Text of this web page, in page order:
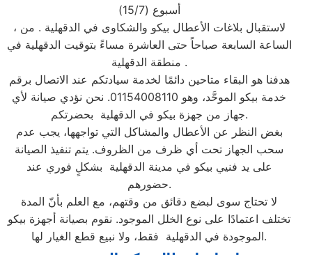
أسبوع (15/7)
، لاستقبال بلاغات الأعطال بيكو والشكاوى في الدقهلية . من
الساعة السابعة صباحاً حتى العاشرة مساءً بتوقيت الدقهلية في
منطقة الدقهلية .
هدفنا هو البقاء متاحين دائمًا لخدمة سيادتكم عند الاتصال برقم
خدمة بيكو الموحَّد، وهو 01154008110. نحن نؤدي صيانة لأي
جهاز من جهزة بيكو في الدقهلية بحضرتكم.
بغض النظر عن الأعطال والمشاكل التي تواجهها، يجب عدم
سحب الجهاز تحت أي ظرف من الظروف. يتم تنفيذ الصيانة
على يد فنيي بيكو في مدينة الدقهلية بشكلٍ فوري عند
حضورهم.
لا تحتاج سوى لبضع دقائق من وقتهم، مع العلم بأنّ المدة
تختلف اعتمادًا على نوع الخلل الموجود. نقوم بصيانة أجهزة بيكو
الموجودة في الدقهلية فقط، ولا نبيع قطع الغيار لها.